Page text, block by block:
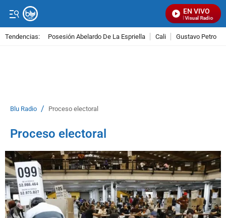
EN VIVO
Señal Visual Radio
Tendencias: Posesión Abelardo De La Espriella Cali Gustavo Petro
Blu Radio / Proceso electoral
Proceso electoral